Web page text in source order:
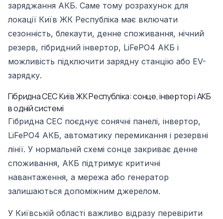
заряджання АКБ. Саме тому розрахунок для
локації Київ ЖК Республіка має включати
сезонність, блекаути, денне споживання, нічний
резерв, гібридний інвертор, LiFePO4 АКБ і
можливість підключити зарядну станцію або EV-
зарядку.
Гібридна СЕС Київ ЖК Республіка: сонце, інвертор і АКБ
в одній системі
Гібридна СЕС поєднує сонячні панелі, інвертор,
LiFePO4 АКБ, автоматику перемикання і резервні
лінії. У нормальній схемі сонце закриває денне
споживання, АКБ підтримує критичні
навантаження, а мережа або генератор
залишаються допоміжним джерелом.
У Київській області важливо відразу перевірити